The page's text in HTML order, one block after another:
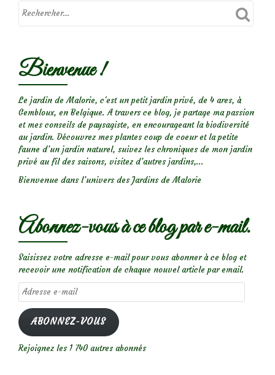
Bienvenue !
Le jardin de Malorie, c'est un petit jardin privé, de 4 ares, à
Gembloux, en Belgique. A travers ce blog, je partage ma passion
et mes conseils de paysagiste, en encourageant la biodiversité
au jardin. Découvrez mes plantes coup de coeur et la petite
faune d’un jardin naturel, suivez les chroniques de mon jardin
privé au fil des saisons, visitez d’autres jardins,...
Bienvenue dans l’univers des Jardins de Malorie
Abonnez-vous à ce blog par e-mail.
Saisissez votre adresse e-mail pour vous abonner à ce blog et
recevoir une notification de chaque nouvel article par email.
Adresse
e-
mail
ABONNEZ-VOUS
Rejoignez les 1 740 autres abonnés